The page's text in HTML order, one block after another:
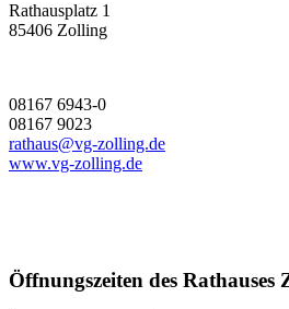
Rathausplatz 1
85406 Zolling
08167 6943-0
08167 9023
rathaus@vg-zolling.de
www.vg-zolling.de
Öffnungszeiten des Rathauses